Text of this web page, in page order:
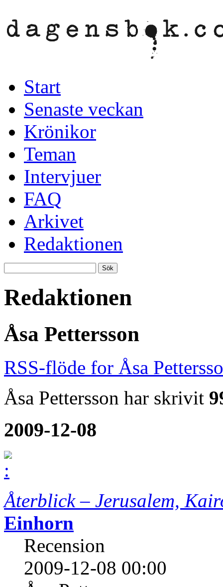
Start
Senaste veckan
Krönikor
Teman
Intervjuer
FAQ
Arkivet
Redaktionen
Redaktionen
Åsa Pettersson
RSS-flöde for Åsa
Åsa Pettersson har skrivit
2009-12-08
Återblick – Jerusalem,
Einhorn
Recension
2009-12-08 00:00